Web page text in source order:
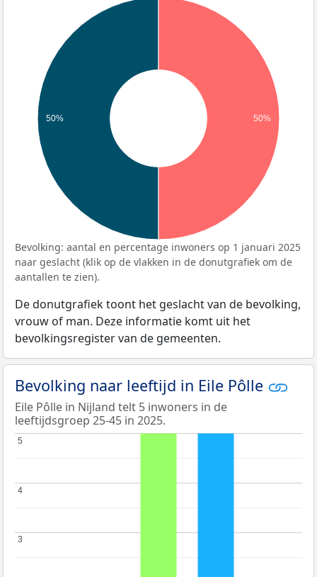
50% 50%
Bevolking: aantal en percentage inwoners op 1 januari 2025
naar geslacht (klik op de vlakken in de donutgrafiek om de
aantallen te zien).
De donutgrafiek toont het geslacht van de bevolking,
vrouw of man. Deze informatie komt uit het
bevolkingsregister van de gemeenten.
Bevolking naar leeftijd in Eile Pôlle
Eile Pôlle in Nijland telt 5 inwoners in de
leeftijdsgroep 25-45 in 2025.
3
3
4
4
5
5